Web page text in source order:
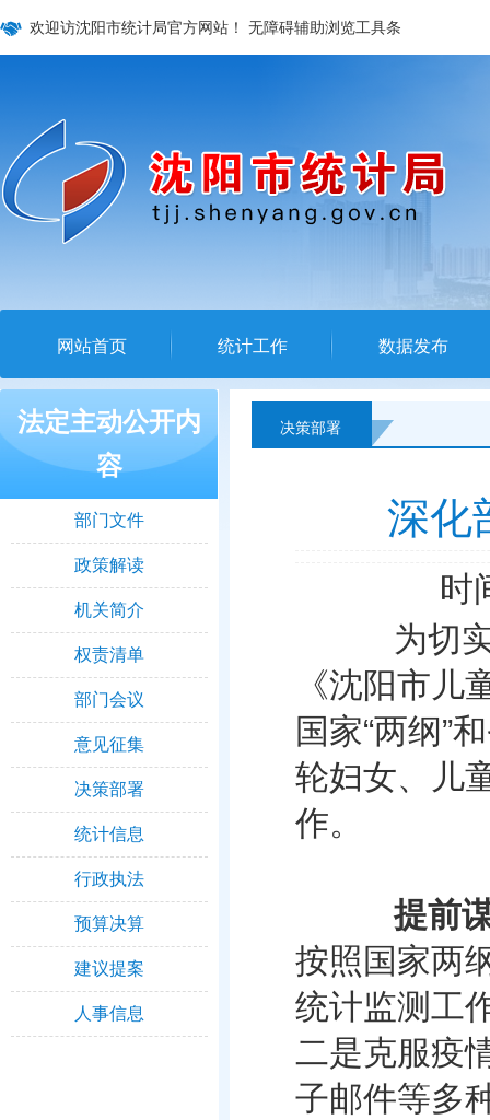
欢迎访沈阳市统计局官方网站！ 无障碍辅助浏览工具条
网站首页 统计工作 数据发布
法定主动公开内
容
部门文件
政策解读
机关简介
权责清单
部门会议
意见征集
决策部署
统计信息
行政执法
预算决算
建议提案
人事信息
决策部署
深化
时
为切实
《沈阳市
国家“两纲”
轮妇女、儿
作。
提前
按照国家两
统计监测工
二是克服疫
子邮件等多